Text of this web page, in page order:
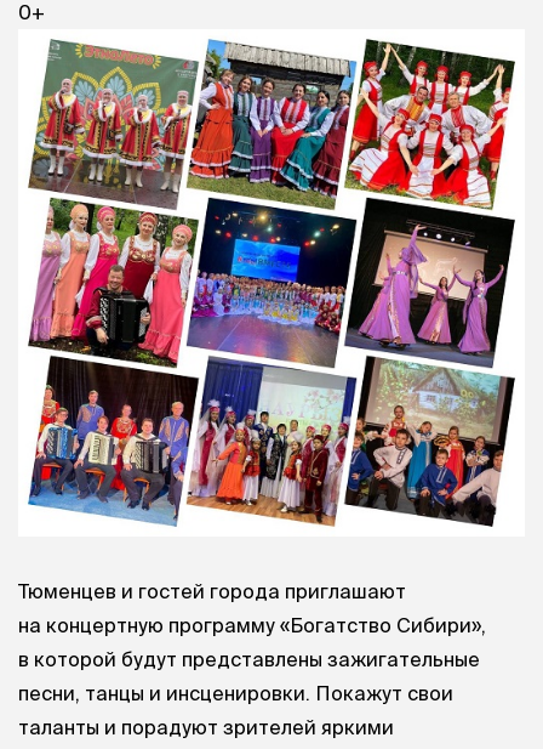
0+
Тюменцев и гостей города приглашают
на концертную программу «Богатство Сибири»,
в которой будут представлены зажигательные
песни, танцы и инсценировки. Покажут свои
таланты и порадуют зрителей яркими